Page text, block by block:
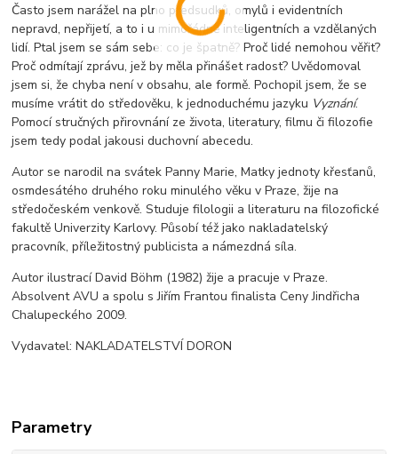
Často jsem narážel na plno předsudků, omylů i evidentních
nepravd, nepřijetí, a to i u mimořádně inteligentních a vzdělaných
lidí. Ptal jsem se sám sebe: co je špatně? Proč lidé nemohou věřit?
Proč odmítají zprávu, jež by měla přinášet radost? Uvědomoval
jsem si, že chyba není v obsahu, ale formě. Pochopil jsem, že se
musíme vrátit do středověku, k jednoduchému jazyku Vyznání.
Pomocí stručných přirovnání ze života, literatury, filmu či filozofie
jsem tedy podal jakousi duchovní abecedu.
Autor se narodil na svátek Panny Marie, Matky jednoty křesťanů,
osmdesátého druhého roku minulého věku v Praze, žije na
středočeském venkově. Studuje filologii a literaturu na filozofické
fakultě Univerzity Karlovy. Působí též jako nakladatelský
pracovník, příležitostný publicista a námezdná síla.
Autor ilustrací David Böhm (1982) žije a pracuje v Praze.
Absolvent AVU a spolu s Jiřím Frantou finalista Ceny Jindřicha
Chalupeckého 2009.
Vydavatel: NAKLADATELSTVÍ DORON
Parametry